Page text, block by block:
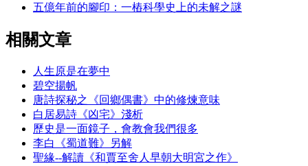
五億年前的腳印：一樁科學史上的未解之謎
相關文章
人生原是在夢中
碧空揚帆
唐詩探秘之《回鄉偶書》中的修煉意味
白居易詩《凶宅》淺析
歷史是一面鏡子，會教會我們很多
李白《蜀道難》另解
聖緣--解讀《和賈至舍人早朝大明宮之作》